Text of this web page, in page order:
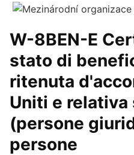
W-8BEN-E
stato di
ritenuta
Uniti e relativa
(persone
persone